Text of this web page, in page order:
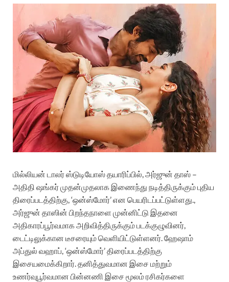
மில்லியன் டாலர் ஸ்டுடியோஸ் தயாரிப்பில், அர்ஜுன் தாஸ் –
அதிதி ஷங்கர் முதன்முதலாக இணைந்து நடித்திருக்கும் புதிய
திரைப்படத்திற்கு, ‘ஒன்ஸ்மோர்’ என பெயரிடப்பட்டுள்ளது.,
அர்ஜுன் தாஸின் பிறந்தநாளை முன்னிட்டு இதனை
அதிகாரப்பூர்வமாக அறிவித்திருக்கும் படக்குழுவினர்,
டைட்டிலுக்கான டீசரையும் வெளியிட்டுள்ளனர்.ஹேஷாம்
அப்துல் வஹாப், ‘ஒன்ஸ்மோர்’ திரைப்படத்திற்கு
இசையமைக்கிறார். தனித்துவமான இசை மற்றும்
உணர்வுபூர்வமான பின்னணி இசை மூலம் ரசிகர்களை